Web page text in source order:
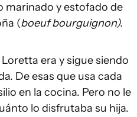
marinado y estofado de
(boeuf bourguignon).
era y sigue siendo
De esas que usa cada
en la cocina. Pero no le
lo disfrutaba su hija.